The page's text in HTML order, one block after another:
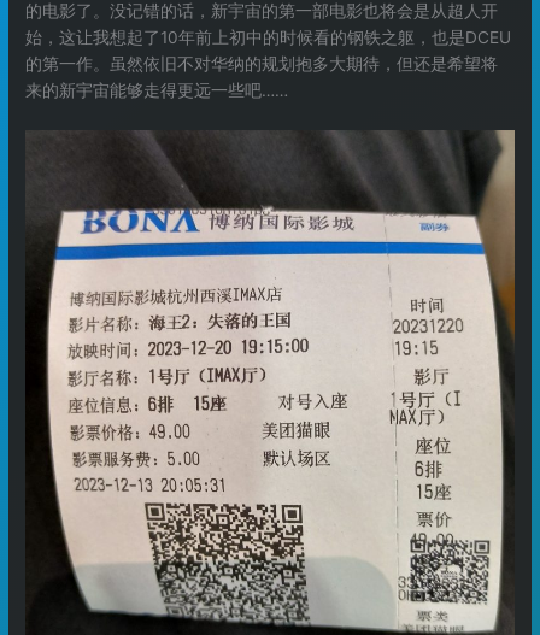
的电影了。没记错的话，新宇宙的第一部电影也将会是从超人开
始，这让我想起了10年前上初中的时候看的钢铁之躯，也是DCEU
的第一作。虽然依旧不对华纳的规划抱多大期待，但还是希望将
来的新宇宙能够走得更远一些吧……